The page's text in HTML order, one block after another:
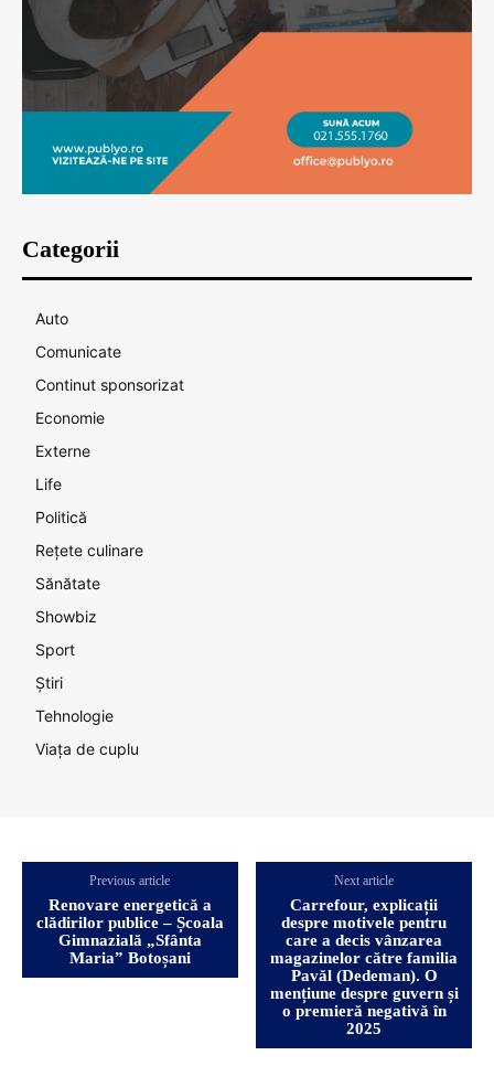
Categorii
Auto
Comunicate
Continut sponsorizat
Economie
Externe
Life
Politică
Rețete culinare
Sănătate
Showbiz
Sport
Știri
Tehnologie
Viața de cuplu
Previous article
Renovare energetică a
clădirilor publice – Școala
Gimnazială „Sfânta
Maria” Botoșani
Next article
Carrefour, explicații
despre motivele pentru
care a decis vânzarea
magazinelor către familia
Pavăl (Dedeman). O
mențiune despre guvern și
o premieră negativă în
2025